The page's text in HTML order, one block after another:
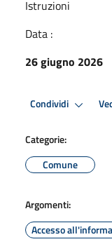
Istruzioni
Data :
26 giugno 2026
Condividi
Categorie:
Comune
Argomenti:
Accesso